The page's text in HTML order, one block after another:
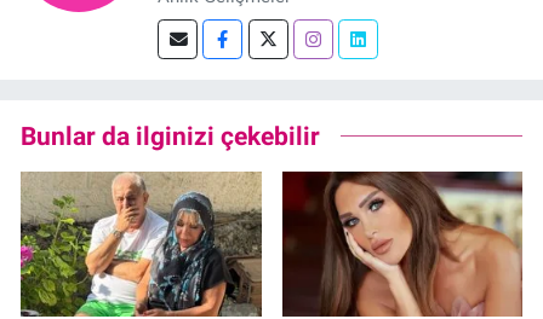
Bunlar da ilginizi çekebilir